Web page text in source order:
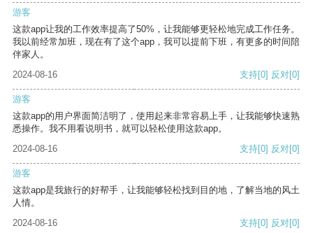
游客
这款app让我的工作效率提高了50%，让我能够更轻松地完成工作任务。
我以前经常加班，现在有了这个app，我可以提前下班，有更多的时间陪
伴家人。
2024-08-16
支持[0] 反对[0]
游客
这款app的用户界面简洁明了，使用起来非常容易上手，让我能够快速熟
悉操作。我不用看说明书，就可以轻松使用这款app。
2024-08-16
支持[0] 反对[0]
游客
这款app是我旅行的好帮手，让我能够轻松找到目的地，了解当地的风土
人情。
2024-08-16
支持[0] 反对[0]